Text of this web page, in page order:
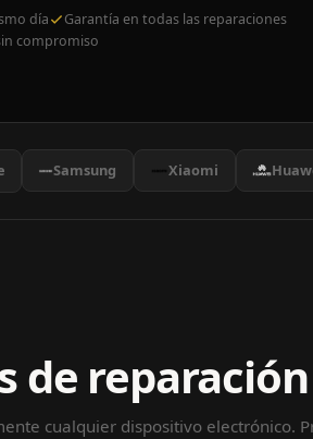
día
Garantía en todas las reparaciones
compromiso
Samsung Xiaomi
de reparación
cualquier dispositivo electrónico.